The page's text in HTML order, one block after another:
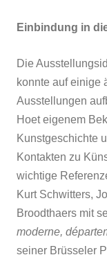
Einbindung in
Die
konnte auf einige
Ausstellungen
Hoet eigenem
Kunstgeschichte
Kontakten zu
wichtige
Kurt Schwitters,
Broodthaers mit
moderne,
seiner Brüsseler